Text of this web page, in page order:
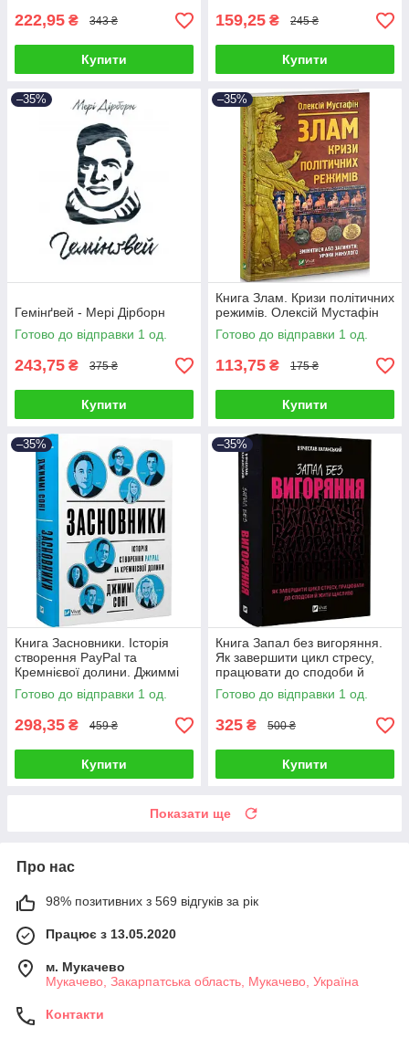
222,95 ₴ 343 ₴
Купити
159,25 ₴ 245 ₴
Купити
–35%
Гемінґвей - Мері Дірборн
Готово до відправки 1 од.
243,75 ₴ 375 ₴
Купити
–35%
Книга Злам. Кризи політичних
режимів. Олексій Мустафін
Готово до відправки 1 од.
113,75 ₴ 175 ₴
Купити
–35%
Книга Засновники. Історія
створення PayPal та
Кремнієвої долини. Джиммі
Сонні
Готово до відправки 1 од.
298,35 ₴ 459 ₴
Купити
–35%
Книга Запал без вигоряння.
Як завершити цикл стресу,
працювати до сподоби й
жити щасливо. В'ячеслав
Халанський
Готово до відправки 1 од.
325 ₴ 500 ₴
Купити
Показати ще
Про нас
98% позитивних з 569 відгуків за рік
Працює з 13.05.2020
м. Мукачево
Мукачево, Закарпатська область, Мукачево, Україна
Контакти